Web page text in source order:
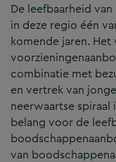
De leefbaarheid
in deze regio één
komende jaren.
combinatie met
en vertrek van
neerwaartse
belang voor de
van